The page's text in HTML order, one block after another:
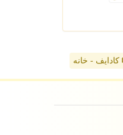
کادایف - خانه